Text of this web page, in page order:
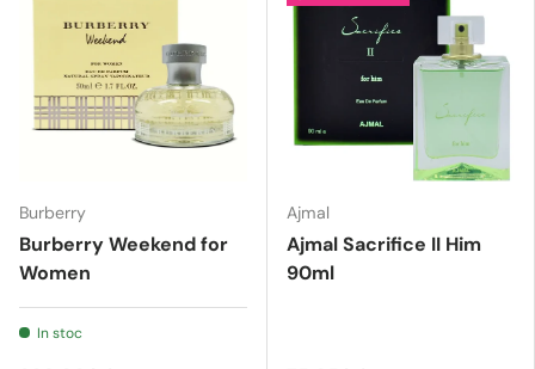
Burberry
Burberry Weekend for
Women
In stoc
Ajmal
Ajmal Sacrifice II Him
90ml